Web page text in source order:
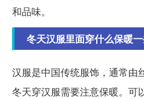
和品味。
冬天汉服里面穿什么保暖一
汉服是中国传统服饰，通常由
冬天穿汉服需要注意保暖。可